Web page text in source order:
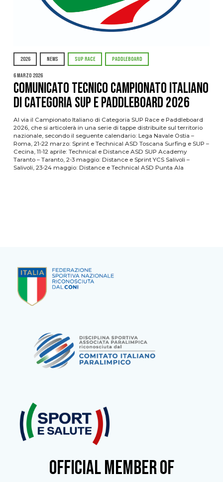
2026 NEWS SUP RACE PADDLEBOARD
6 Marzo 2026
COMUNICATO TECNICO CAMPIONATO ITALIANO
DI CATEGORIA SUP E PADDLEBOARD 2026
Al via il Campionato Italiano di Categoria SUP Race e Paddleboard
2026, che si articolerà in una serie di tappe distribuite sul territorio
nazionale, secondo il seguente calendario: Lega Navale Ostia –
Roma, 21-22 marzo: Sprint e Technical ASD Toscana Surfing e SUP –
Cecina, 11-12 aprile: Technical e Distance ASD SUP Academy
Taranto – Taranto, 2-3 maggio: Distance e Sprint YCS Salivoli –
Salivoli, 23-24 maggio: Distance e Technical ASD Punta Ala
OFFICIAL MEMBER OF